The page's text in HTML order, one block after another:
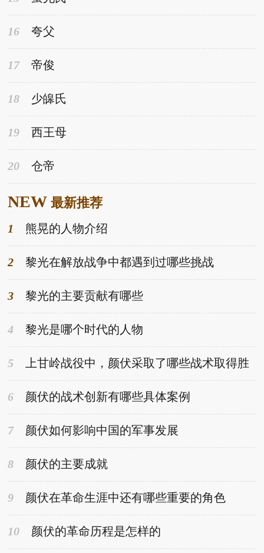
16 夸父
17 帝俊
18 少皞氏
19 西王母
20 仓帝
NEW最新推荐
1 熊晃的人物介绍
2 黎光在解放战争中都遇到过哪些挑战
3 黎光的主要贡献有哪些
4 黎光是哪个时代的人物
5
上甘岭战役中，颜伏采取了哪些战术取得胜
利
6
颜伏的战术创新有哪些具体案例
7 颜伏如何影响中国的军事发展
8 颜伏的主要成就
9 颜伏在革命生涯中还有哪些重要的角色
10 颜伏的革命历程是怎样的